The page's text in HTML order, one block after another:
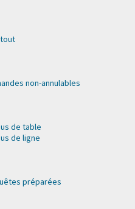
non-annulables
de table
de ligne
préparées